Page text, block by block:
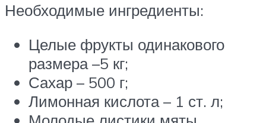
Необходимые ингредиенты:
Целые фрукты одинакового
размера –5 кг;
Сахар – 500 г;
Лимонная кислота – 1 ст. л;